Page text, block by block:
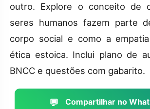
outro. Explore o conceito de
seres humanos fazem parte
corpo social e como a
ética estoica. Inclui plano de
BNCC e questões com gabarito.
💬 Compartilhar no